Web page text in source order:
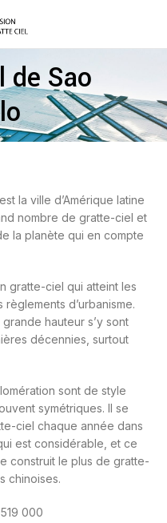
de Sao
la ville d’Amérique latine
nombre de gratte-ciel et
la planète qui en compte
gratte-ciel qui atteint les
d’urbanisme.
hauteur s’y sont
décennies, surtout
sont de style
symétriques. Il se
ciel chaque année dans
est considérable, et ce
construit le plus de gratte-
chinoises.
000